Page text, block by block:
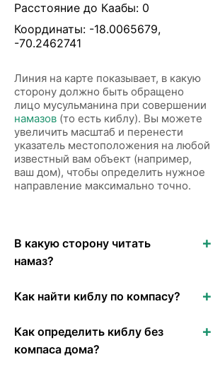
Расстояние до Каабы: 0
Координаты: -18.0065679,
-70.2462741
Линия на карте показывает, в какую
сторону должно быть обращено
лицо мусульманина при совершении
намазов (то есть киблу). Вы можете
увеличить масштаб и перенести
указатель местоположения на любой
известный вам объект (например,
ваш дом), чтобы определить нужное
направление максимально точно.
В какую сторону читать
намаз?
Как найти киблу по компасу?
Как определить киблу без
компаса дома?